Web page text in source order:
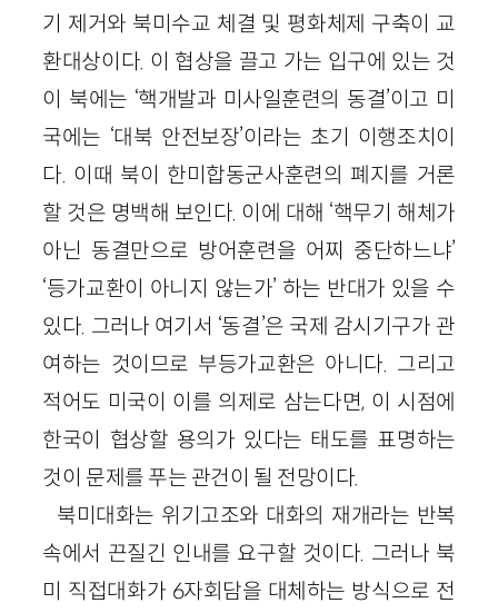
기 제거와 북미수교 체결 및 평화체제 구축이 교
환대상이다. 이 협상을 끌고 가는 입구에 있는 것
이 북에는 ‘핵개발과 미사일훈련의 동결’이고 미
국에는 ‘대북 안전보장’이라는 초기 이행조치이
다. 이때 북이 한미합동군사훈련의 폐지를 거론
할 것은 명백해 보인다. 이에 대해 ‘핵무기 해체가
아닌 동결만으로 방어훈련을 어찌 중단하느냐’
‘등가교환이 아니지 않는가’ 하는 반대가 있을 수
있다. 그러나 여기서 ‘동결’은 국제 감시기구가 관
여하는 것이므로 부등가교환은 아니다. 그리고
적어도 미국이 이를 의제로 삼는다면, 이 시점에
한국이 협상할 용의가 있다는 태도를 표명하는
것이 문제를 푸는 관건이 될 전망이다.
북미대화는 위기고조와 대화의 재개라는 반복
속에서 끈질긴 인내를 요구할 것이다. 그러나 북
미 직접대화가 6자회담을 대체하는 방식으로 전